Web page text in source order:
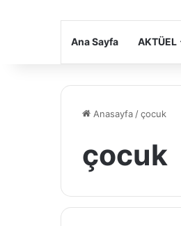
Ana Sayfa AKTÜEL
Anasayfa /çocuk
çocuk